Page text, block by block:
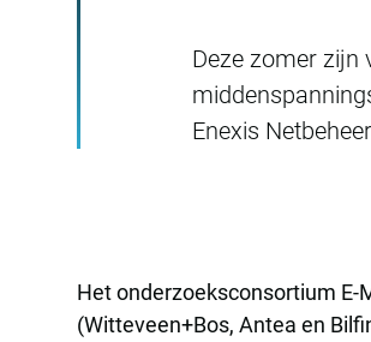
Deze zomer zijn
Enexis
Het onderzoeksconsortium E-
(Witteveen+Bos, Antea en